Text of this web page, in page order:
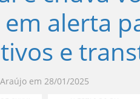
em alerta
e
em 28/01/2025